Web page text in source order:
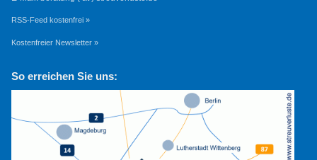
RSS-Feed kostenfrei »
Kostenfreier Newsletter »
So erreichen Sie uns: